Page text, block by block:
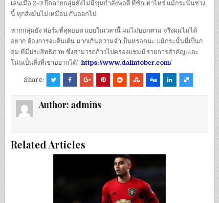
เล่นเมื่อ 2-3 ปีกลายกลุ่มยังไม่มีขุมกำลังพอดี ที่ซักเท่าไหร่ แม้กระนั้นช่วง
นี้ ทุกสิ่งมันไม่เหมือน กันออกไป
หากกลุ่มยัง ฟอร์มที่สุดยอด แบบในเวลานี้ ผมไม่บอกตาม จริงผมไม่ได้
อยาก ต้องการจะตื่นเต้น มากเกินความจำเป็นหรอกนะ แม้กระนั้นนี่เป็นก
ลุ่ม ที่มีประสิทธิภาพ ซึ่งสามารถก้าวไปครองแชมป์ รายการสำคัญเและ
โน่นเป็นสิ่งที่เขาอยากได้”https://www.dalintober.com/
Share:
Author: admins
Related Articles